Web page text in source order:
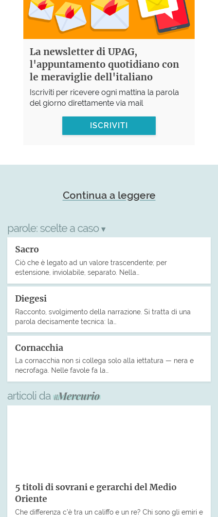
La newsletter di UPAG,
l'appuntamento quotidiano con
le meraviglie dell'italiano
Iscriviti per ricevere ogni mattina la parola
del giorno direttamente via mail
ISCRIVITI
Continua a leggere
parole: scelte a caso ▾
Sacro
Ciò che è legato ad un valore trascendente; per
estensione, inviolabile, separato. Nella…
Diegesi
Racconto, svolgimento della narrazione. Si tratta di una
parola decisamente tecnica: la…
Cornacchia
La cornacchia non si collega solo alla iettatura — nera e
necrofaga. Nelle favole fa la…
articoli da
5 titoli di sovrani e gerarchi del Medio
Oriente
Che differenza c’è tra un califfo e un re? Chi sono gli emiri e